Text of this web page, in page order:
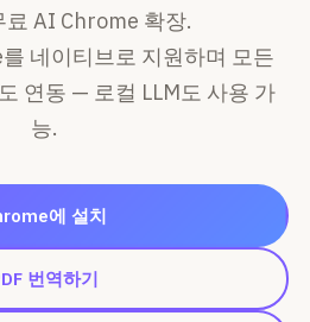
료 AI Chrome 확장.
네이티브로 지원하며 모든
연동 — 로컬 LLM도 사용 가
능.
에 설치
번역하기